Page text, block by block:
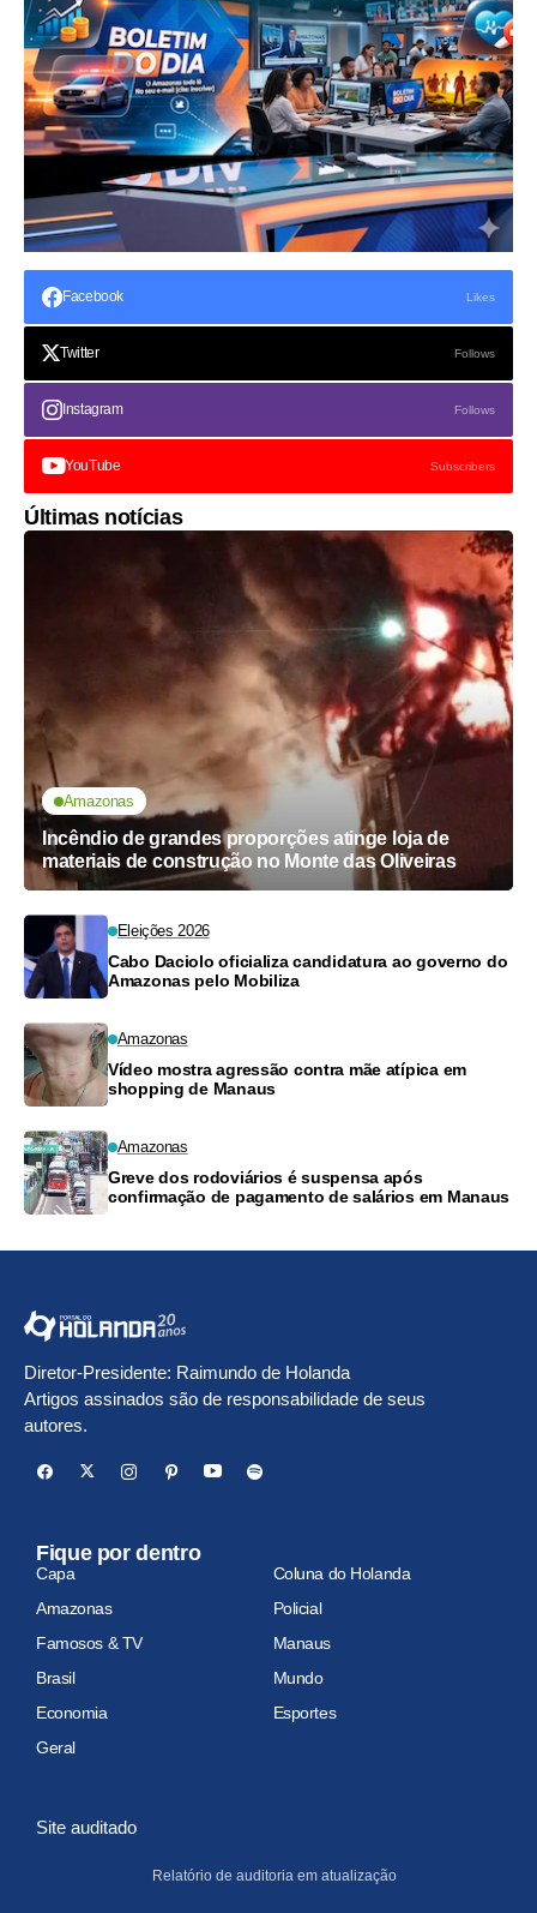
Facebook Likes
Twitter Follows
Instagram Follows
YouTube Subscribers
Últimas notícias
Amazonas
Incêndio de grandes proporções atinge loja de
materiais de construção no Monte das Oliveiras
Eleições 2026
Cabo Daciolo oficializa candidatura ao governo do
Amazonas pelo Mobiliza
Amazonas
Vídeo mostra agressão contra mãe atípica em
shopping de Manaus
Amazonas
Greve dos rodoviários é suspensa após
confirmação de pagamento de salários em Manaus
Diretor-Presidente: Raimundo de Holanda
Artigos assinados são de responsabilidade de seus
autores.
Fique por dentro
Capa
Coluna do Holanda
Amazonas
Policial
Famosos & TV
Manaus
Brasil
Mundo
Economia
Esportes
Geral
Site auditado
Relatório de auditoria em atualização